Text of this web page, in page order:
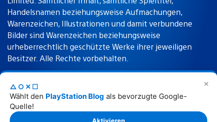
✕
△○✕☐
Wählt den PlayStation Blog als bevorzugte Google-
Quelle!
Handelsnamen beziehungsweise Aufmachungen,
Warenzeichen, Illustrationen und damit verbundene
Bilder sind Warenzeichen beziehungsweise
urheberrechtlich geschützte Werke ihrer jeweiligen
Besitzer. Alle Rechte vorbehalten.
Nutzungsbedingungen Datenschutzrichtlinie
Rechtliche Hinweise